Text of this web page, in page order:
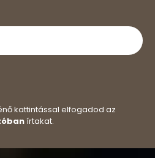
kattintással elfogadod az
írtakat.